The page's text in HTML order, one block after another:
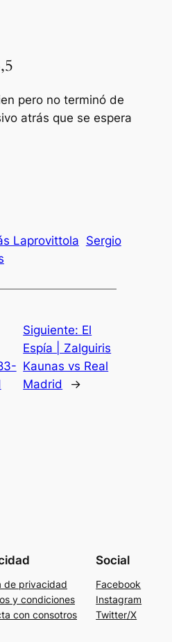
pero no terminó de
atrás que se espera
Laprovittola Sergio
Siguiente: El
Espía | Zalguiris
Kaunas vs Real
Madrid
→
de privacidad
y condiciones
con consotros
Social
Facebook
Instagram
Twitter/X